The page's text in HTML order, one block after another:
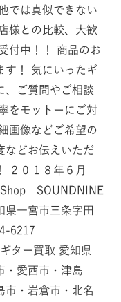
では真似できない
様との比較、大歓
付中！！ 商品のお
す！ 気にいったギ
、ご質問やご相談
をモットーにご対
画像などご希望の
などお伝えいただ
２０１８年６月
SOUNDNINE
一宮市三条字田
6217
ター買取 愛知県
・愛西市・津島
市・岩倉市・北名